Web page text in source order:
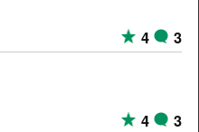
4 3
4 3